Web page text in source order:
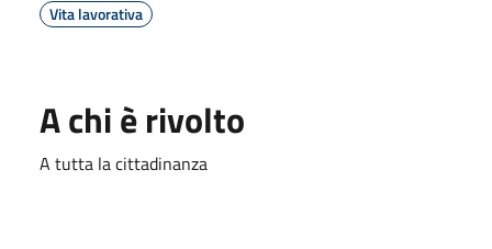
Vita lavorativa
A chi è rivolto
A tutta la cittadinanza